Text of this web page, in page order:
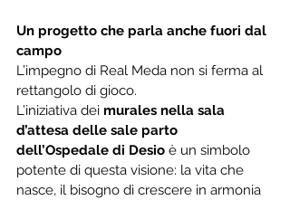
Un progetto che parla anche fuori dal
campo
L’impegno di Real Meda non si ferma al
rettangolo di gioco.
L’iniziativa dei murales nella sala
d’attesa delle sale parto
dell’Ospedale di Desio è un simbolo
potente di questa visione: la vita che
nasce, il bisogno di crescere in armonia